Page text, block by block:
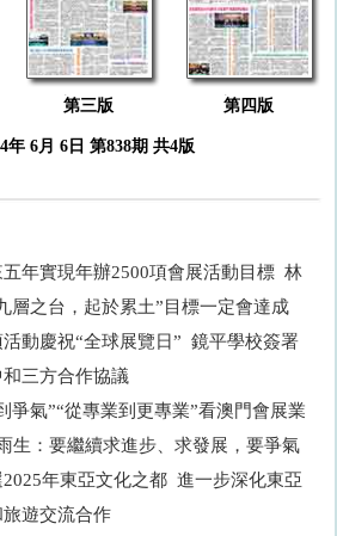
第三版 第四版
年 6月 6日 第838期 共4版
年實現年辦2500項會展活動目標 林
層之台，起於累土”目標一定會達成
動慶祝“全球展覽日” 鏡平學校簽署
三方合作協議
爭氣”“從專業到更專業”看澳門會展業
生：要繼續求進步、求發展，要爭氣
年東亞文化之都 進一步深化東亞
遊交流合作